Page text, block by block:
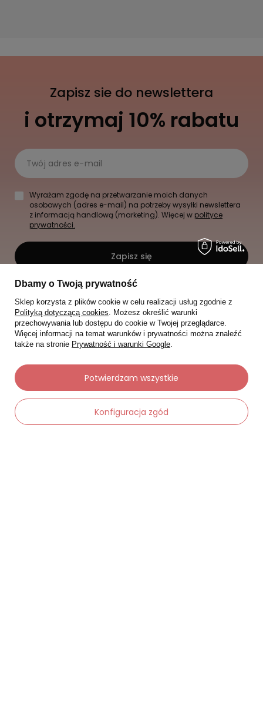
Zapisz sie do newslettera
i otrzymaj 10% rabatu
Twój adres e-mail
Wyrażam zgodę na przetwarzanie moich danych
osobowych (adres e-mail) na potrzeby wysyłki newslettera
z informacją handlową (marketing). Więcej w polityce
prywatności.
Zapisz się
Dbamy o Twoją prywatność
Sklep korzysta z plików cookie w celu realizacji usług zgodnie z
Polityką dotyczącą cookies. Możesz określić warunki
przechowywania lub dostępu do cookie w Twojej przeglądarce.
Więcej informacji na temat warunków i prywatności można znaleźć
także na stronie Prywatność i warunki Google.
Konfiguracja zgód
Potwierdzam wszystkie